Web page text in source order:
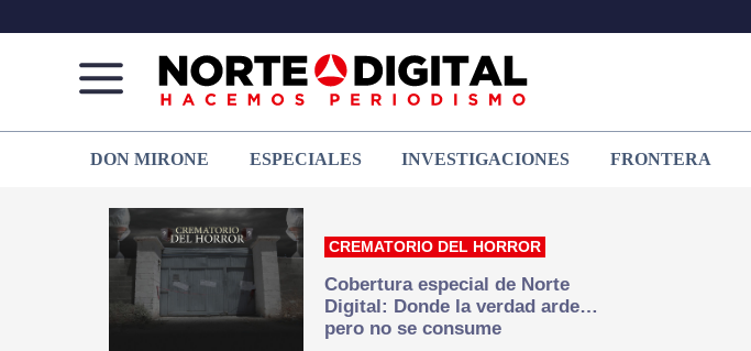
de
Juárez
que
hacemos periodismo
DON MIRONE ESPECIALES INVESTIGACIONES FRONTERA
CREMATORIO DEL HORROR
Cobertura especial de Norte
Digital: Donde la verdad arde…
pero no se consume